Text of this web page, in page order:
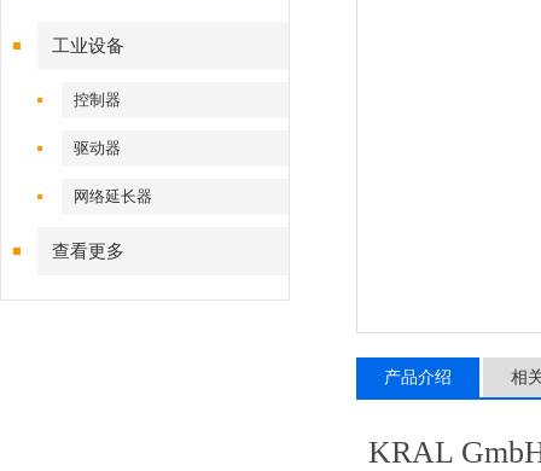
工业设备
控制器
驱动器
网络延长器
查看更多
产品介绍 相
KRAL